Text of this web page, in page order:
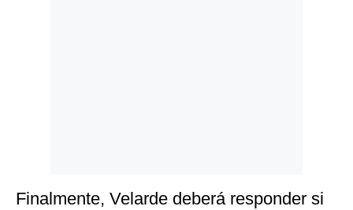
Finalmente, Velarde deberá responder si